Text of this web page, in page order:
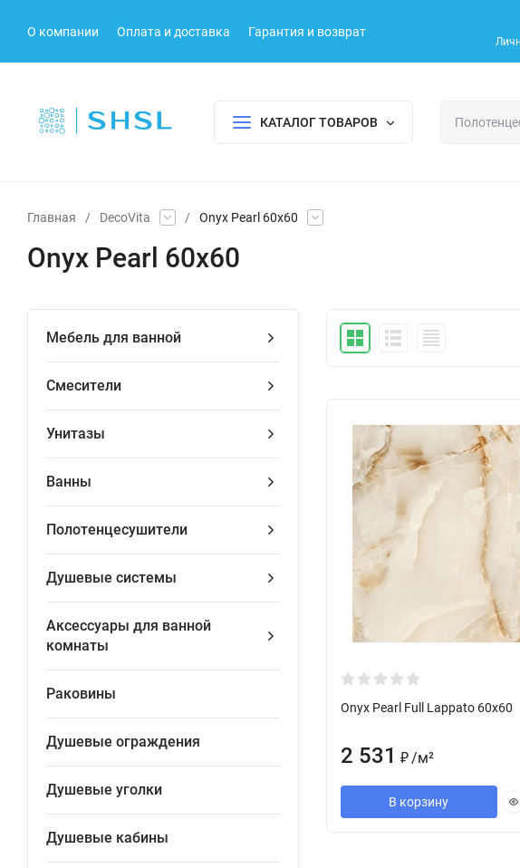
О компании Оплата и доставка Гарантия и возврат
КАТАЛОГ ТОВАРОВ
Главная / DecoVita / Onyx Pearl 60x60
Onyx Pearl 60x60
Мебель для ванной
Смесители
Унитазы
Ванны
Полотенцесушители
Душевые системы
Аксессуары для ванной
комнаты
Раковины
Душевые ограждения
Душевые уголки
Душевые кабины
Onyx Pearl Full Lappato 60x60
2 531 ₽ /м²
В корзину